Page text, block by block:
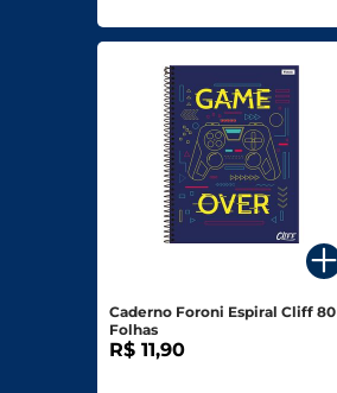
Carnes, Aves E Peixes
Frios E Laticínios
Higiene E Beleza
Doces E Sobremesas
Caderno Foroni Espiral Cliff 80
Folhas
R$ 11,90